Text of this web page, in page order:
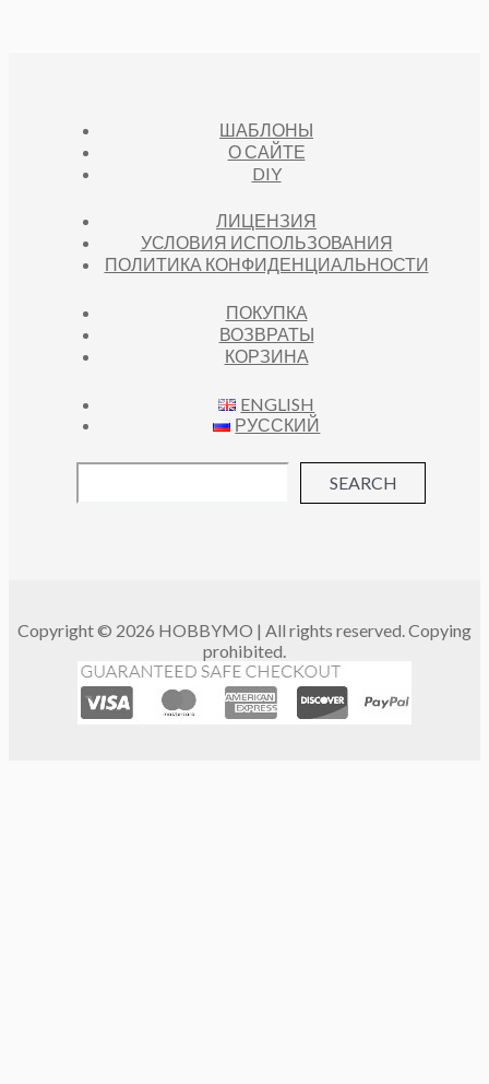
ШАБЛОНЫ
О САЙТЕ
DIY
ЛИЦЕНЗИЯ
УСЛОВИЯ ИСПОЛЬЗОВАНИЯ
ПОЛИТИКА КОНФИДЕНЦИАЛЬНОСТИ
ПОКУПКА
ВОЗВРАТЫ
КОРЗИНА
ENGLISH
РУССКИЙ
SEARCH
Copyright © 2026 HOBBYMO | All rights reserved. Copying
prohibited.